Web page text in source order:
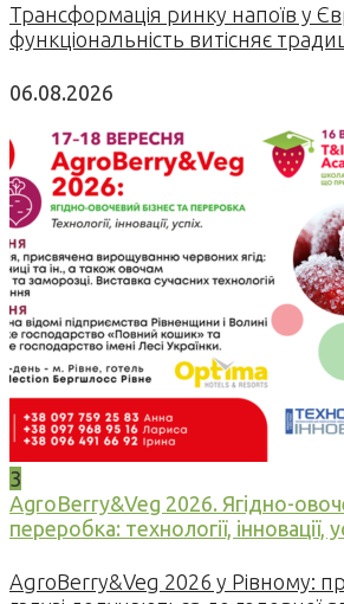
Трансформація ринку напоїв у
функціональність витісняє
06.08.2026
3
AgroBerry&Veg 2026. Ягідно-
переробка: технології, інновації,
AgroBerry&Veg 2026 у Рівному: